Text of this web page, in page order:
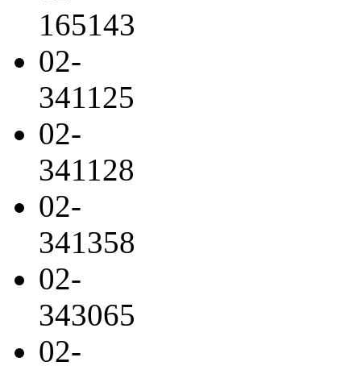
165143
02-
341125
02-
341128
02-
341358
02-
343065
02-